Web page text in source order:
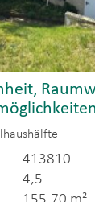
413810
4,5
155,70 m²